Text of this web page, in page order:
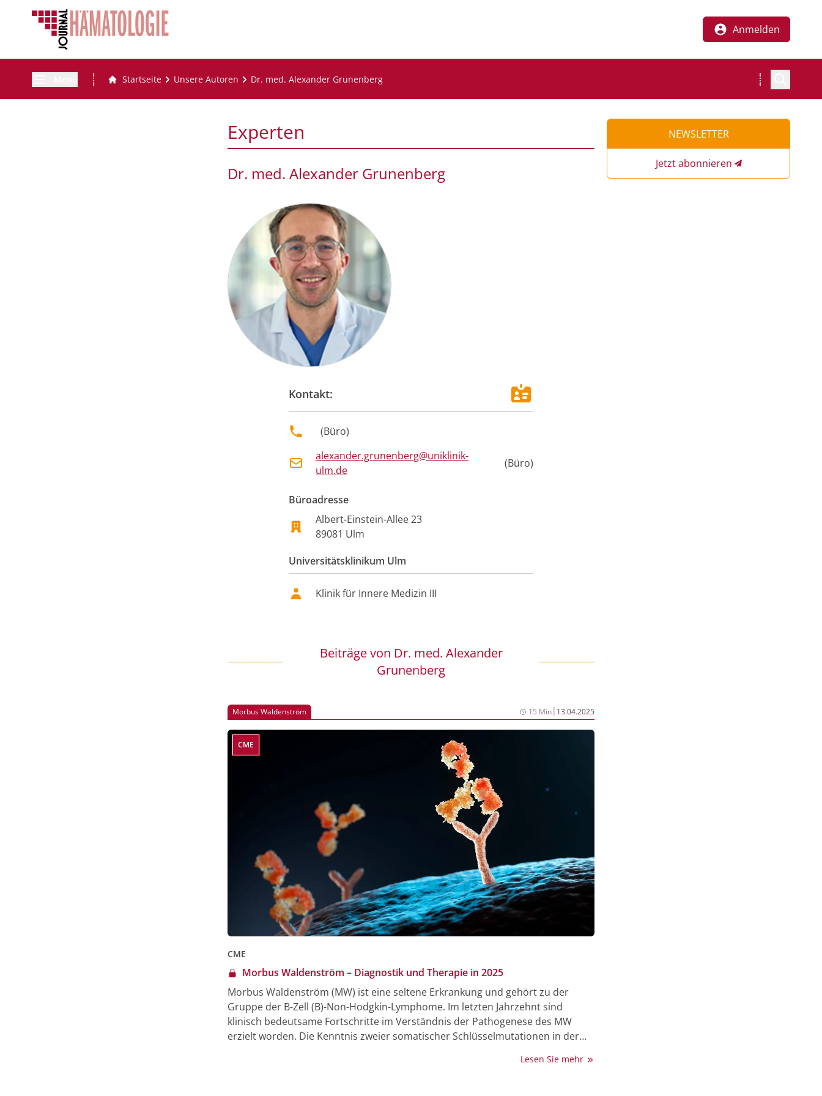
Anmelden
Startseite Unsere Autoren Dr. med. Alexander Grunenberg
Experten
Dr. med. Alexander Grunenberg
Kontakt:
(Büro)
alexander.grunenberg@uniklinik-
ulm.de
(Büro)
Büroadresse
Albert-Einstein-Allee23
89081 Ulm
Universitätsklinikum Ulm
Klinik für Innere Medizin III
Beiträge von Dr. med. Alexander
Grunenberg
Morbus Waldenström 15 Min| 13.04.2025
CME
CME
Morbus Waldenström – Diagnostik und Therapie in 2025
Morbus Waldenström (MW) ist eine seltene Erkrankung und gehört zu der
Gruppe der B-Zell (B)-Non-Hodgkin-Lymphome. Im letzten Jahrzehnt sind
klinisch bedeutsame Fortschritte im Verständnis der Pathogenese des MW
erzielt worden. Die Kenntnis zweier somatischer Schlüsselmutationen in der
resultierende Genotypen beeinflussen das Ansprechen gegenüber kovalenten
Lesen Sie mehr
NEWSLETTER
Jetzt abonnieren